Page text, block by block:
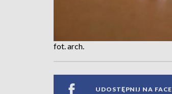
fot. arch.
UDOSTĘPNIJ NA